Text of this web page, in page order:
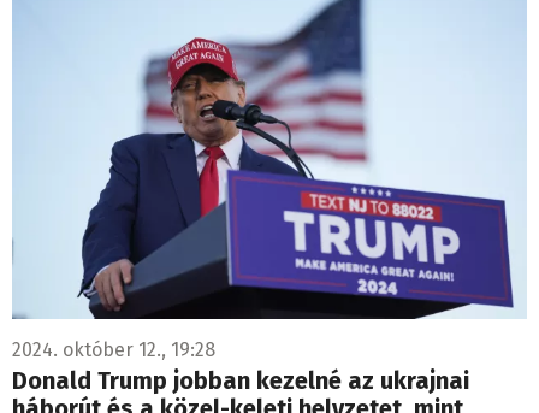
2024. október 12., 19:28
Donald Trump jobban kezelné az ukrajnai